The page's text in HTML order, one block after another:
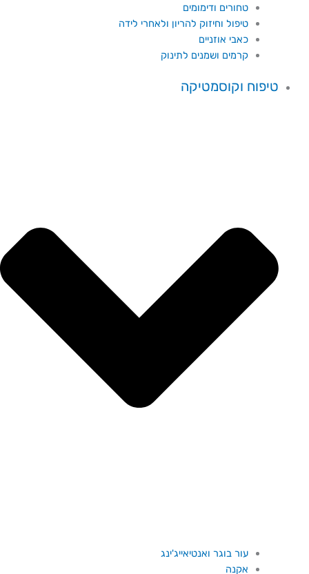
טחורים ודימומים
טיפול וחיזוק להריון ולאחרי לידה
כאבי אוזניים
קרמים ושמנים לתינוק
טיפוח וקוסמטיקה
עור בוגר ואנטיאייג'ינג
אקנה